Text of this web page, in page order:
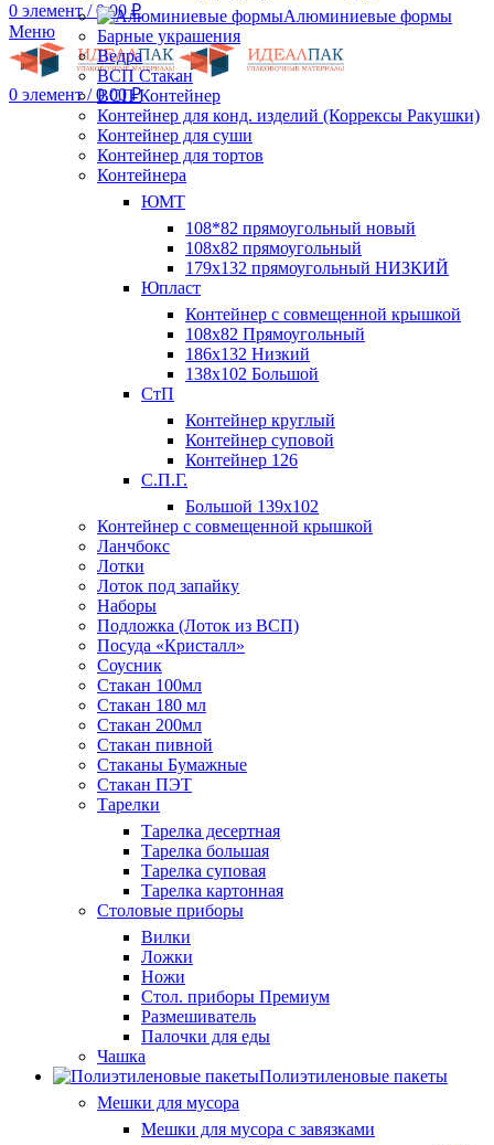
0 элемент / 0.00₽
Меню
0 элемент / 0.00₽
Алюминиевые формы
Барные украшения
Ведра
ВСП Стакан
ВСП Контейнер
Контейнер для конд. изделий (Коррексы Ракушки)
Контейнер для суши
Контейнер для тортов
Контейнера
ЮМТ
108*82 прямоугольный новый
108х82 прямоугольный
179х132 прямоугольный НИЗКИЙ
Юпласт
Контейнер с совмещенной крышкой
108х82 Прямоугольный
186х132 Низкий
138х102 Большой
СтП
Контейнер круглый
Контейнер суповой
Контейнер 126
С.П.Г.
Большой 139х102
Контейнер с совмещенной крышкой
Ланчбокс
Лотки
Лоток под запайку
Наборы
Подложка (Лоток из ВСП)
Посуда «Кристалл»
Соусник
Стакан 100мл
Стакан 180 мл
Стакан 200мл
Стакан пивной
Стаканы Бумажные
Стакан ПЭТ
Тарелки
Тарелка десертная
Тарелка большая
Тарелка суповая
Тарелка картонная
Столовые приборы
Вилки
Ложки
Ножи
Стол. приборы Премиум
Размешиватель
Палочки для еды
Чашка
Полиэтиленовые пакеты
Мешки для мусора
Мешки для мусора с завязками